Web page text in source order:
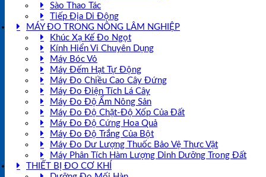
Sào Thao Tác
Tiếp Địa Di Động
MÁY ĐO TRONG NÔNG LÂM NGHIỆP
Khúc Xạ Kế Đo Ngọt
Kính Hiển Vi Chuyên Dụng
Máy Bóc Vỏ
Máy Đếm Hạt Tự Động
Máy Đo Chiều Cao Cây Đứng
Máy Đo Điện Tích Lá Cây
Máy Đo Độ Ẩm Nông Sản
Máy Đo Độ Chặt-Độ Xốp Của Đất
Máy Đo Độ Cứng Hoa Quả
Máy Đo Độ Trắng Của Bột
Máy Đo Dư Lượng Thuốc Bảo Vệ Thực Vật
Máy Phân Tích Hàm Lượng Dinh Dưỡng Trong Đất
THIẾT BỊ ĐO CƠ KHÍ